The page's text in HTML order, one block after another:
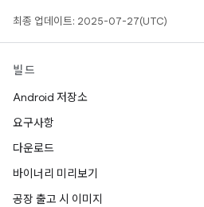
최종 업데이트: 2025-07-27(UTC)
빌드
Android 저장소
요구사항
다운로드
바이너리 미리보기
공장 출고 시 이미지